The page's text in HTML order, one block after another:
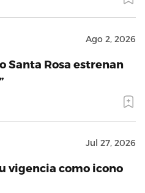
Ago 2, 2026
Santa Rosa estrenan
Jul 27, 2026
vigencia como icono